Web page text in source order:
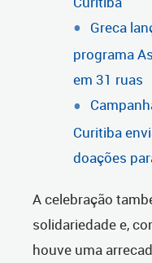
Greca
programa
em 31 ruas
Curitiba
doações
A celebração
solidariedade e,
houve uma